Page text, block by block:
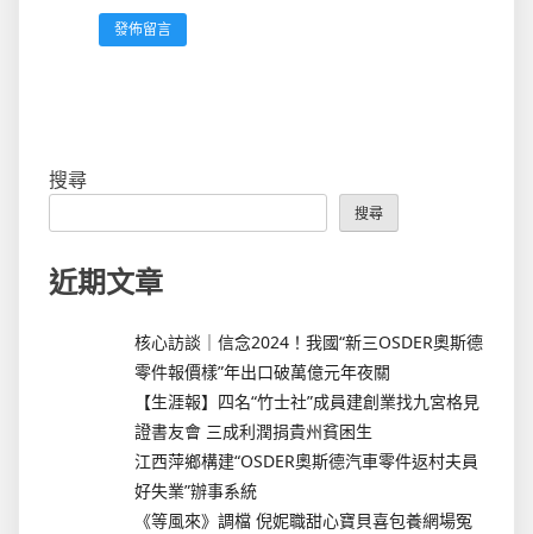
搜尋
搜尋
近期文章
核心訪談｜信念2024！我國“新三OSDER奧斯德
零件報價樣”年出口破萬億元年夜關
【生涯報】四名“竹士社”成員建創業找九宮格見
證書友會 三成利潤捐貴州貧困生
江西萍鄉構建“OSDER奧斯德汽車零件返村夫員
好失業”辦事系統
《等風來》調檔 倪妮職甜心寶貝喜包養網場冤